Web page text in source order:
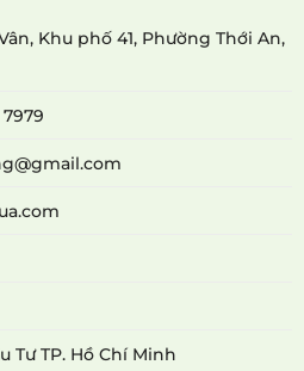
Khu phố 41, Phường Thới An,
7979
Tư TP. Hồ Chí Minh